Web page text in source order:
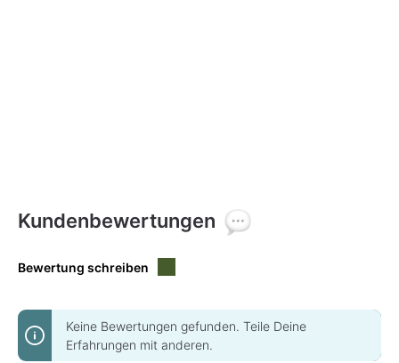
Kundenbewertungen
Bewertung schreiben
Keine Bewertungen gefunden. Teile Deine
Erfahrungen mit anderen.